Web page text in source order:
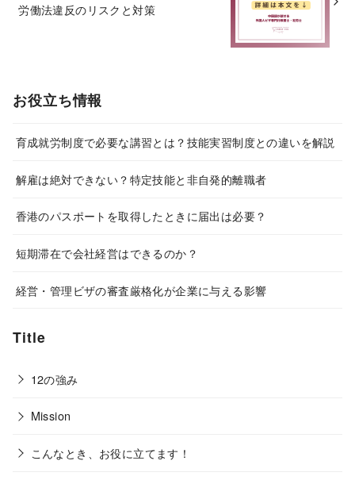
労働法違反のリスクと対策
お役立ち情報
育成就労制度で必要な講習とは？技能実習制度との違いを解説
解雇は絶対できない？特定技能と非自発的離職者
香港のパスポートを取得したときに届出は必要？
短期滞在で会社経営はできるのか？
経営・管理ビザの審査厳格化が企業に与える影響
Title
12の強み
Mission
こんなとき、お役に立てます！